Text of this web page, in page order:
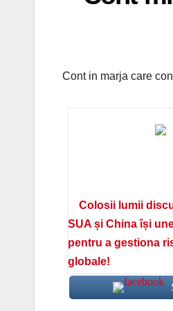
Cont in marja care
Colosii lumii
SUA și China își
pentru a gestiona
globale!